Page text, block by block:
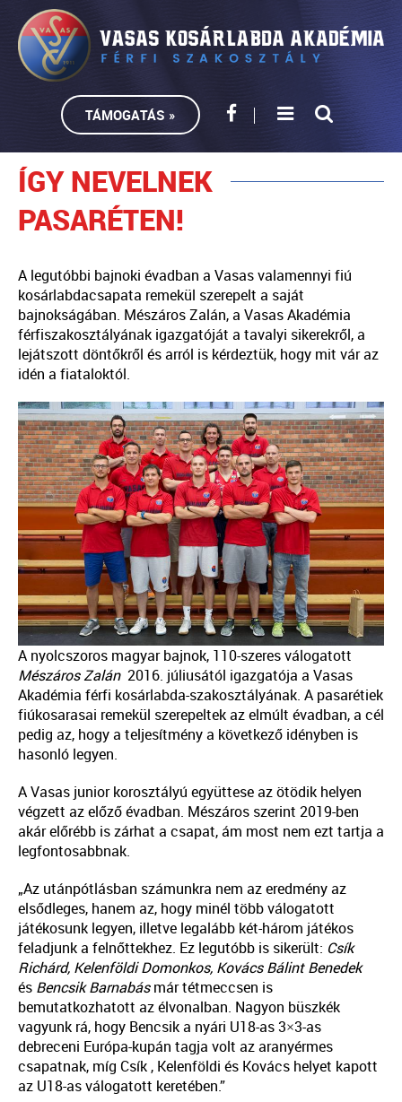
TÁMOGATÁS »
ÍGY NEVELNEK
PASARÉTEN!
A legutóbbi bajnoki évadban a Vasas valamennyi fiú
kosárlabdacsapata remekül szerepelt a saját
bajnokságában. Mészáros Zalán, a Vasas Akadémia
férfiszakosztályának igazgatóját a tavalyi sikerekről, a
lejátszott döntőkről és arról is kérdeztük, hogy mit vár az
idén a fiataloktól.
A nyolcszoros magyar bajnok, 110-szeres válogatott
Mészáros Zalán2016. júliusától igazgatója a Vasas
Akadémia férfi kosárlabda-szakosztályának. A pasarétiek
fiúkosarasai remekül szerepeltek az elmúlt évadban, a cél
pedig az, hogy a teljesítmény a következő idényben is
hasonló legyen.
A Vasas junior korosztályú együttese az ötödik helyen
végzett az előző évadban. Mészáros szerint 2019-ben
akár előrébb is zárhat a csapat, ám most nem ezt tartja a
legfontosabbnak.
„Az utánpótlásban számunkra nem az eredmény az
elsődleges, hanem az, hogy minél több válogatott
játékosunk legyen, illetve legalább két-három játékos
feladjunk a felnőttekhez. Ez legutóbb is sikerült: Csík
Richárd, Kelenföldi Domonkos, Kovács Bálint Benedek
és Bencsik Barnabásmár tétmeccsen is
bemutatkozhatott az élvonalban. Nagyon büszkék
vagyunk rá, hogy Bencsik a nyári U18-as 3×3-as
debreceni Európa-kupán tagja volt az aranyérmes
csapatnak, míg Csík , Kelenföldi és Kovács helyet kapott
az U18-as válogatott keretében.”